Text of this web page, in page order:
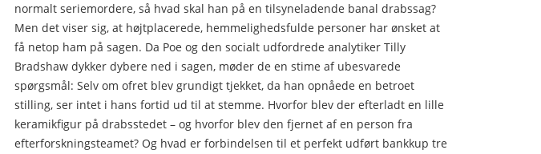
normalt seriemordere, så hvad skal han på en tilsyneladende banal drabssag?
Men det viser sig, at højtplacerede, hemmelighedsfulde personer har ønsket at
få netop ham på sagen. Da Poe og den socialt udfordrede analytiker Tilly
Bradshaw dykker dybere ned i sagen, møder de en stime af ubesvarede
spørgsmål: Selv om ofret blev grundigt tjekket, da han opnåede en betroet
stilling, ser intet i hans fortid ud til at stemme. Hvorfor blev der efterladt en lille
keramikfigur på drabsstedet – og hvorfor blev den fjernet af en person fra
efterforskningsteamet? Og hvad er forbindelsen til et perfekt udført bankkup tre